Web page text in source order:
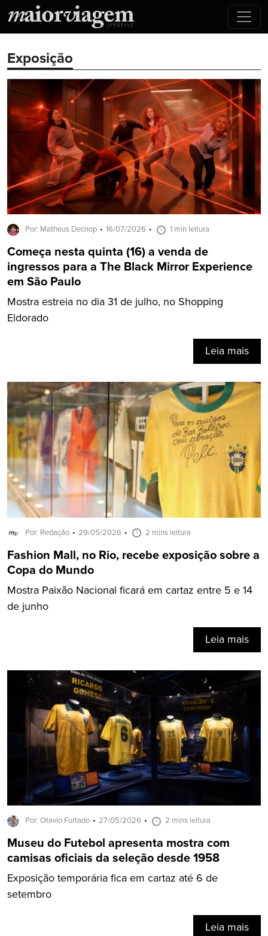
Exposição
Por: Matheus Decnop 16/07/2026 1 min leitura
Começa nesta quinta (16) a venda de
ingressos para a The Black Mirror Experience
em São Paulo
Mostra estreia no dia 31 de julho, no Shopping
Eldorado
Leia mais
Por: Redação 29/05/2026 2 mins leitura
Fashion Mall, no Rio, recebe exposição sobre a
Copa do Mundo
Mostra Paixão Nacional ficará em cartaz entre 5 e 14
de junho
Leia mais
Por: Otavio Furtado 27/05/2026 2 mins leitura
Museu do Futebol apresenta mostra com
camisas oficiais da seleção desde 1958
Exposição temporária fica em cartaz até 6 de
setembro
Leia mais